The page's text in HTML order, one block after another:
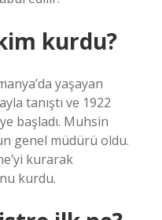
kurdu?
yaşayan
tanıştı ve 1922
başladı. Muhsin
genel müdürü oldu.
kurarak
kurdu.